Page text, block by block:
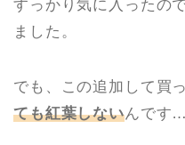
すっかり気に入ったの
ました。
でも、この追加して買
ても紅葉しないんです…